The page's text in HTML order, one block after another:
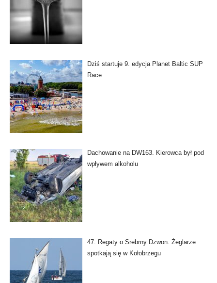
Dziś startuje 9. edycja Planet Baltic SUP
Race
Dachowanie na DW163. Kierowca był pod
wpływem alkoholu
47. Regaty o Srebrny Dzwon. Żeglarze
spotkają się w Kołobrzegu